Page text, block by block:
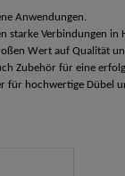
Anwendungen.
starke Verbindungen in
Wert auf Qualität
Zubehör für eine
für hochwertige Dübel